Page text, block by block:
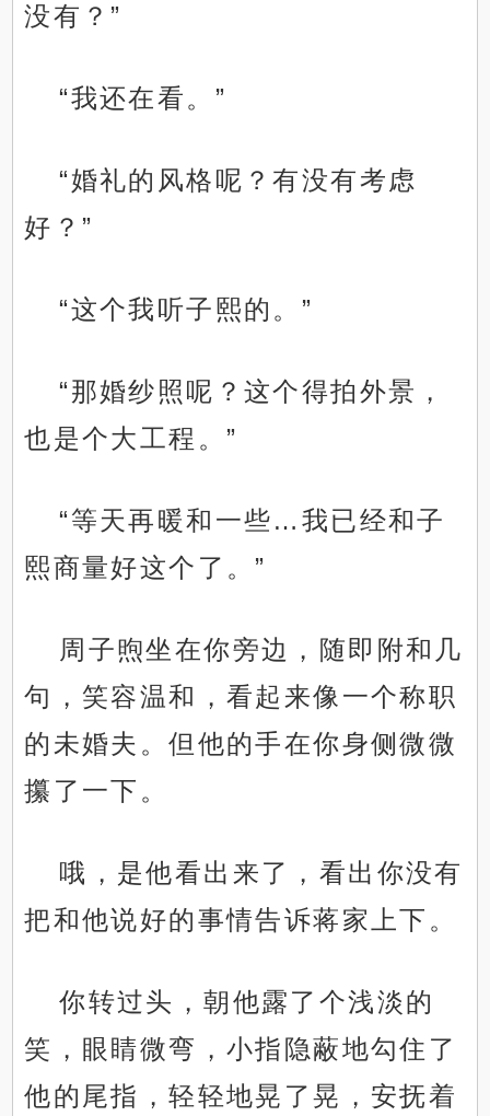
没有？”
“我还在看。”
“婚礼的风格呢？有没有考虑
好？”
“这个我听子熙的。”
“那婚纱照呢？这个得拍外景，
也是个大工程。”
“等天再暖和一些…我已经和子
熙商量好这个了。”
周子煦坐在你旁边，随即附和几
句，笑容温和，看起来像一个称职
的未婚夫。但他的手在你身侧微微
攥了一下。
哦，是他看出来了，看出你没有
把和他说好的事情告诉蒋家上下。
你转过头，朝他露了个浅淡的
笑，眼睛微弯，小指隐蔽地勾住了
他的尾指，轻轻地晃了晃，安抚着